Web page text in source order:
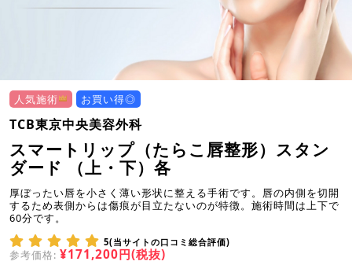
人気施術 お買い得◎
TCB東京中央美容外科
スマートリップ（たらこ唇整形）スタン
ダード （上・下）各
厚ぼったい唇を小さく薄い形状に整える手術です。唇の内側を切開
するため表側からは傷痕が目立たないのが特徴。施術時間は上下で
60分です。
5(当サイトの口コミ総合評価)
参考価格: ¥171,200円(税抜)